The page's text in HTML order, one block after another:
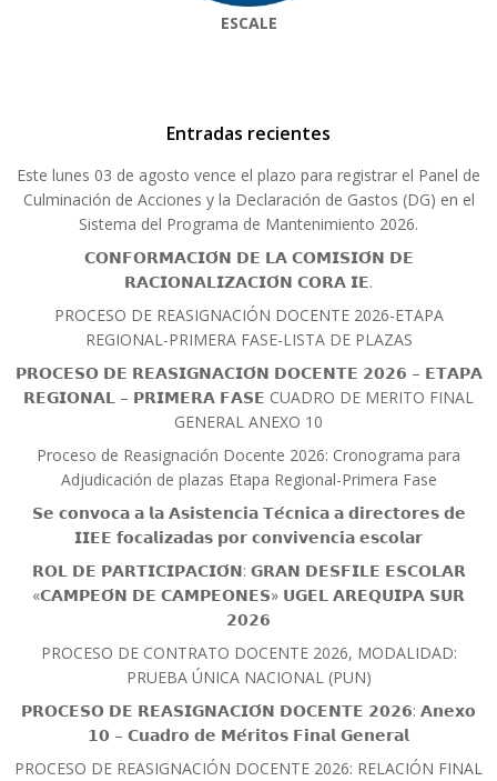
ESCALE
Entradas recientes
Este lunes 03 de agosto vence el plazo para registrar el Panel de
Culminación de Acciones y la Declaración de Gastos (DG) en el
Sistema del Programa de Mantenimiento 2026.
𝗖𝗢𝗡𝗙𝗢𝗥𝗠𝗔𝗖𝗜𝗢́𝗡 𝗗𝗘 𝗟𝗔 𝗖𝗢𝗠𝗜𝗦𝗜𝗢́𝗡 𝗗𝗘
𝗥𝗔𝗖𝗜𝗢𝗡𝗔𝗟𝗜𝗭𝗔𝗖𝗜𝗢́𝗡 𝗖𝗢𝗥𝗔 𝗜𝗘.
PROCESO DE REASIGNACIÓN DOCENTE 2026-ETAPA
REGIONAL-PRIMERA FASE-LISTA DE PLAZAS
𝗣𝗥𝗢𝗖𝗘𝗦𝗢 𝗗𝗘 𝗥𝗘𝗔𝗦𝗜𝗚𝗡𝗔𝗖𝗜𝗢́𝗡 𝗗𝗢𝗖𝗘𝗡𝗧𝗘 𝟮𝟬𝟮𝟲 – 𝗘𝗧𝗔𝗣𝗔
𝗥𝗘𝗚𝗜𝗢𝗡𝗔𝗟 – 𝗣𝗥𝗜𝗠𝗘𝗥𝗔 𝗙𝗔𝗦𝗘 CUADRO DE MERITO FINAL
GENERAL ANEXO 10
Proceso de Reasignación Docente 2026: Cronograma para
Adjudicación de plazas Etapa Regional-Primera Fase
𝗦𝗲 𝗰𝗼𝗻𝘃𝗼𝗰𝗮 𝗮 𝗹𝗮 𝗔𝘀𝗶𝘀𝘁𝗲𝗻𝗰𝗶𝗮 𝗧𝗲́𝗰𝗻𝗶𝗰𝗮 𝗮 𝗱𝗶𝗿𝗲𝗰𝘁𝗼𝗿𝗲𝘀 𝗱𝗲
𝗜𝗜𝗘𝗘 𝗳𝗼𝗰𝗮𝗹𝗶𝘇𝗮𝗱𝗮𝘀 𝗽𝗼𝗿 𝗰𝗼𝗻𝘃𝗶𝘃𝗲𝗻𝗰𝗶𝗮 𝗲𝘀𝗰𝗼𝗹𝗮𝗿
𝗥𝗢𝗟 𝗗𝗘 𝗣𝗔𝗥𝗧𝗜𝗖𝗜𝗣𝗔𝗖𝗜𝗢́𝗡: 𝗚𝗥𝗔𝗡 𝗗𝗘𝗦𝗙𝗜𝗟𝗘 𝗘𝗦𝗖𝗢𝗟𝗔𝗥
«𝗖𝗔𝗠𝗣𝗘𝗢́𝗡 𝗗𝗘 𝗖𝗔𝗠𝗣𝗘𝗢𝗡𝗘𝗦» 𝗨𝗚𝗘𝗟 𝗔𝗥𝗘𝗤𝗨𝗜𝗣𝗔 𝗦𝗨𝗥
𝟮𝟬𝟮𝟲
PROCESO DE CONTRATO DOCENTE 2026, MODALIDAD:
PRUEBA ÚNICA NACIONAL (PUN)
𝗣𝗥𝗢𝗖𝗘𝗦𝗢 𝗗𝗘 𝗥𝗘𝗔𝗦𝗜𝗚𝗡𝗔𝗖𝗜𝗢́𝗡 𝗗𝗢𝗖𝗘𝗡𝗧𝗘 𝟮𝟬𝟮𝟲: 𝗔𝗻𝗲𝘅𝗼
𝟭𝟬 – 𝗖𝘂𝗮𝗱𝗿𝗼 𝗱𝗲 𝗠𝗲́𝗿𝗶𝘁𝗼𝘀 𝗙𝗶𝗻𝗮𝗹 𝗚𝗲𝗻𝗲𝗿𝗮𝗹
PROCESO DE REASIGNACIÓN DOCENTE 2026: RELACIÓN FINAL